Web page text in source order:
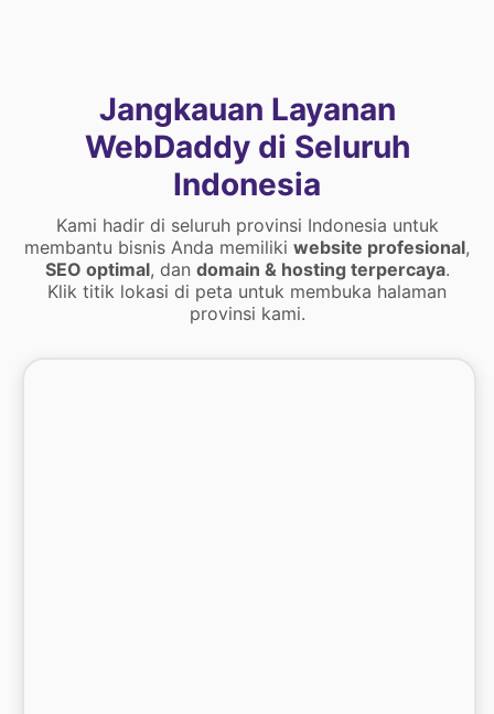
Jangkauan Layanan
WebDaddy di Seluruh
Indonesia
Kami hadir di seluruh provinsi Indonesia untuk
membantu bisnis Anda memiliki website profesional,
SEO optimal, dan domain & hosting terpercaya.
Klik titik lokasi di peta untuk membuka halaman
provinsi kami.